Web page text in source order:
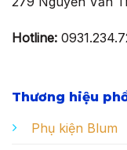
Hotline:
Thương hiệu
Phụ kiện Blum